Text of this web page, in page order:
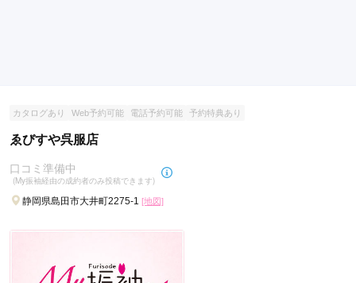
京都もなみ サントムーン柿田川店の口コミ・評判をもっと見る
カタログあり Web予約可能 電話予約可能 予約特典あり
ゑびすや呉服店
口コミ準備中
(My振袖経由の成約者のみ投稿できます)
静岡県島田市大井町2275-1 [地図]